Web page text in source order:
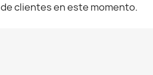
clientes en este momento.